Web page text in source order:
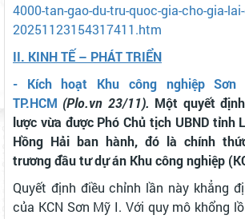
4000-tan-gao-du-tru-quoc-gia-cho-gia-
20251123154317411.htm
II. KINH TẾ – PHÁT TRIỂN
- Kích hoạt Khu công nghiệp
TP.HCM (Plo.vn 23/11). Một quyết
lược vừa được Phó Chủ tịch UBND tỉnh
Hồng Hải ban hành, đó là chính
trương đầu tư dự án Khu công nghiệp
Quyết định điều chỉnh lần này khẳng
của KCN Sơn Mỹ I. Với quy mô khổng